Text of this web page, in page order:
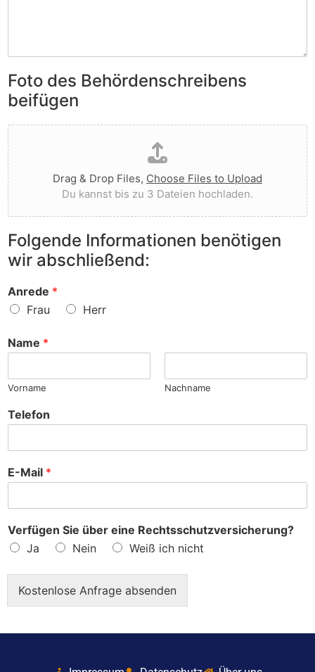
v
o
r
g
e
w
o
r
f
e
n
?
l
i
e
t
I
h
n
e
n
v
o
r
?
e
A
n
e
r
k
u
n
g
e
n
z
u
S
a
c
e
Foto des Behördenschreibens
beifügen
D
a
t
e
i
h
o
h
l
d
e
n
Drag & Drop Files, Choose Files to Upload
Du kannst bis zu 3 Dateien hochladen.
Folgende Informationen benötigen
wir abschließend:
Anrede *
Frau
Herr
Name *
Vorname Nachname
Telefon
E-Mail *
Verfügen Sie über eine Rechtsschutzversicherung?
Ja
Nein Weiß ich nicht
Kostenlose Anfrage absenden